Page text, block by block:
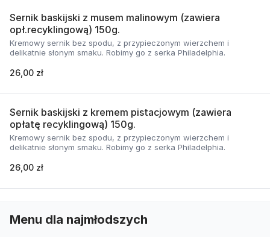
Sernik baskijski z musem malinowym (zawiera
opł.recyklingową) 150g.
Kremowy sernik bez spodu, z przypieczonym wierzchem i
delikatnie słonym smaku. Robimy go z serka Philadelphia.
26,00 zł
Sernik baskijski z kremem pistacjowym (zawiera
opłatę recyklingową) 150g.
Kremowy sernik bez spodu, z przypieczonym wierzchem i
delikatnie słonym smaku. Robimy go z serka Philadelphia.
26,00 zł
Menu dla najmłodszych